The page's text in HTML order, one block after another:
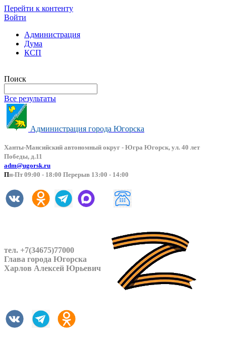
Перейти к контенту
Войти
Администрация
Дума
КСП
Поиск
Все результаты
Администрация города Югорска
Ханты-Мансийский автономный округ - Югра Югорск, ул. 40 лет
Победы, д.11
adm@ugorsk.ru
Пн-Пт 09:00 - 18:00 Перерыв 13:00 - 14:00
тел. +7(34675)77000
Глава города Югорска
Харлов Алексей Юрьевич